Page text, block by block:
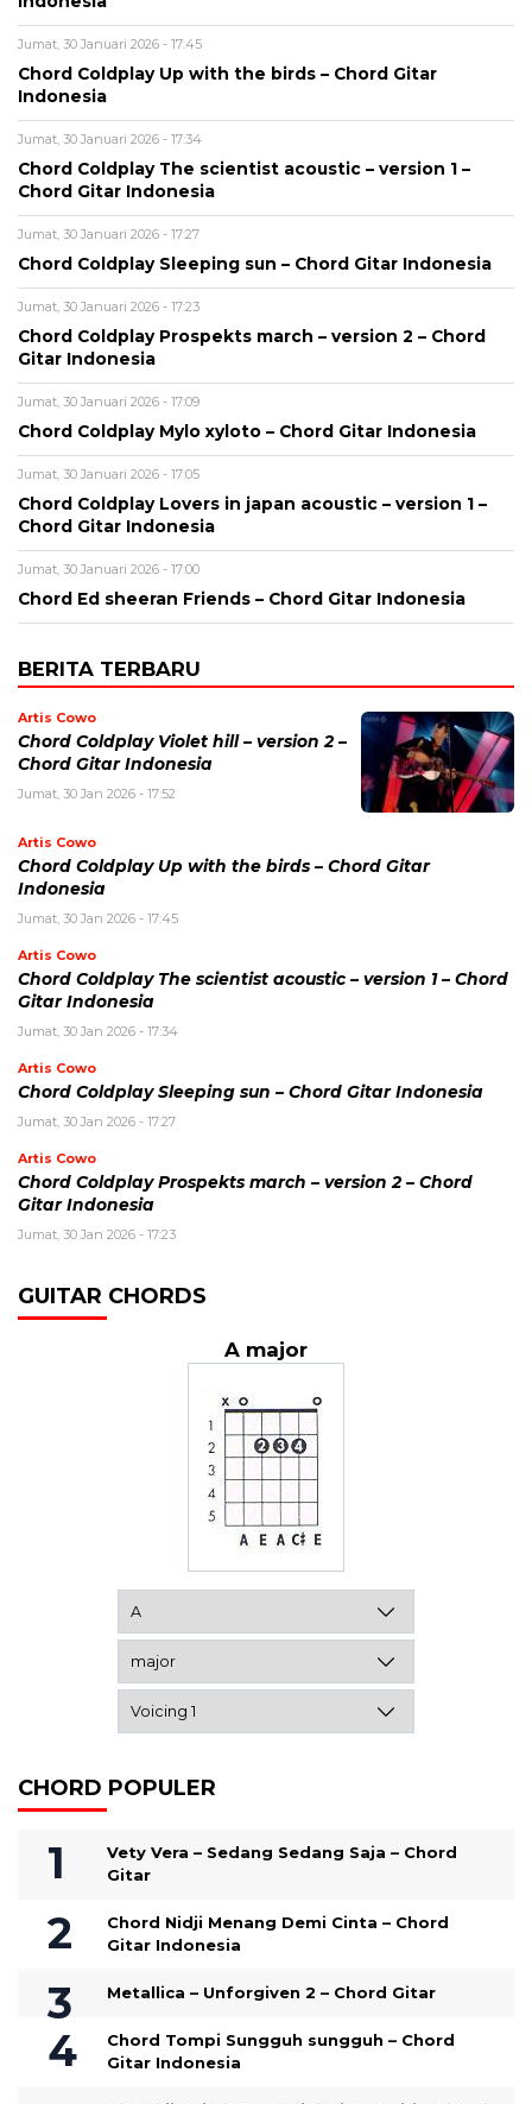
Jumat, 30 Januari 2026 - 17:45
Chord Coldplay Up with the birds – Chord Gitar
Indonesia
Jumat, 30 Januari 2026 - 17:34
Chord Coldplay The scientist acoustic – version 1 –
Chord Gitar Indonesia
Jumat, 30 Januari 2026 - 17:27
Chord Coldplay Sleeping sun – Chord Gitar Indonesia
Jumat, 30 Januari 2026 - 17:23
Chord Coldplay Prospekts march – version 2 – Chord
Gitar Indonesia
Jumat, 30 Januari 2026 - 17:09
Chord Coldplay Mylo xyloto – Chord Gitar Indonesia
Jumat, 30 Januari 2026 - 17:05
Chord Coldplay Lovers in japan acoustic – version 1 –
Chord Gitar Indonesia
Jumat, 30 Januari 2026 - 17:00
Chord Ed sheeran Friends – Chord Gitar Indonesia
BERITA TERBARU
Artis Cowo
Chord Coldplay Violet hill – version 2 –
Chord Gitar Indonesia
Jumat, 30 Jan 2026 - 17:52
Artis Cowo
Chord Coldplay Up with the birds – Chord Gitar
Indonesia
Jumat, 30 Jan 2026 - 17:45
Artis Cowo
Chord Coldplay The scientist acoustic – version 1 – Chord
Gitar Indonesia
Jumat, 30 Jan 2026 - 17:34
Artis Cowo
Chord Coldplay Sleeping sun – Chord Gitar Indonesia
Jumat, 30 Jan 2026 - 17:27
Artis Cowo
Chord Coldplay Prospekts march – version 2 – Chord
Gitar Indonesia
Jumat, 30 Jan 2026 - 17:23
GUITAR CHORDS
A major
CHORD POPULER
Vety Vera – Sedang Sedang Saja – Chord
Gitar
Chord Nidji Menang Demi Cinta – Chord
Gitar Indonesia
Metallica – Unforgiven 2 – Chord Gitar
Chord Tompi Sungguh sungguh – Chord
Gitar Indonesia